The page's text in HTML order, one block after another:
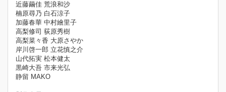
近藤繭佳 荒浪和沙
楠原尋乃 白石涼子
加藤春華 中村繪里子
高梨修司 荻原秀樹
高梨菜々香 大原さやか
岸川啓一郎 立花慎之介
山代拓実 松本健太
黒崎大吾 市来光弘
静留 MAKO